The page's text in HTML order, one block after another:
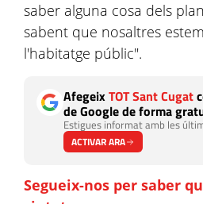
saber alguna cosa dels
sabent que nosaltres
l'habitatge públic".
AfegeixTOT Sant Cugat
de Google de forma
Estigues informat amb les
ACTIVAR ARA
Segueix-nos per saber